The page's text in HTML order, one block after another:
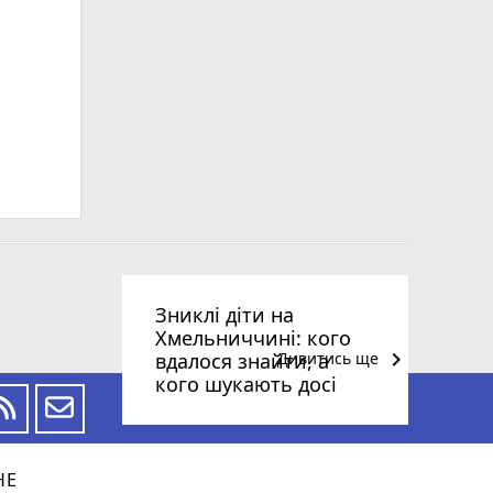
Зниклі діти на
Хмельниччині: кого
вдалося знайти, а
кого шукають досі
Дивитись ще keyboard_arrow_right